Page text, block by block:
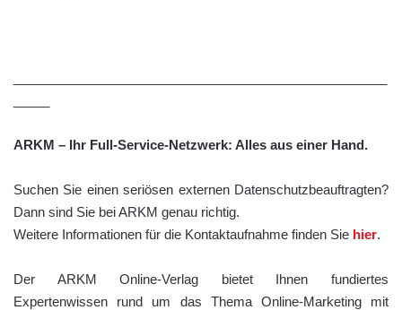
ARKM – Ihr Full-Service-Netzwerk: Alles aus einer Hand.
Suchen Sie einen seriösen externen Datenschutzbeauftragten?
Dann sind Sie bei ARKM genau richtig.
Weitere Informationen für die Kontaktaufnahme finden Sie hier.
Der ARKM Online-Verlag bietet Ihnen fundiertes
Expertenwissen rund um das Thema Online-Marketing mit